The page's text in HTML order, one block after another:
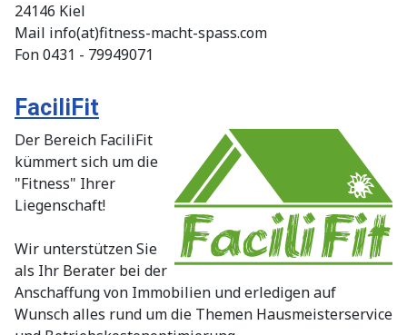
24146 Kiel
Mail info(at)fitness-macht-spass.com
Fon 0431 - 79949071
FaciliFit
Der Bereich FaciliFit
kümmert sich um die
"Fitness" Ihrer
Liegenschaft!
Wir unterstützen Sie
als Ihr Berater bei der
Anschaffung von Immobilien und erledigen auf
Wunsch alles rund um die Themen Hausmeisterservice